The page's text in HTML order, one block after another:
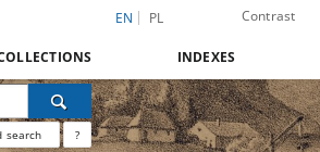
EN PL Contrast
INDEXES
search ?